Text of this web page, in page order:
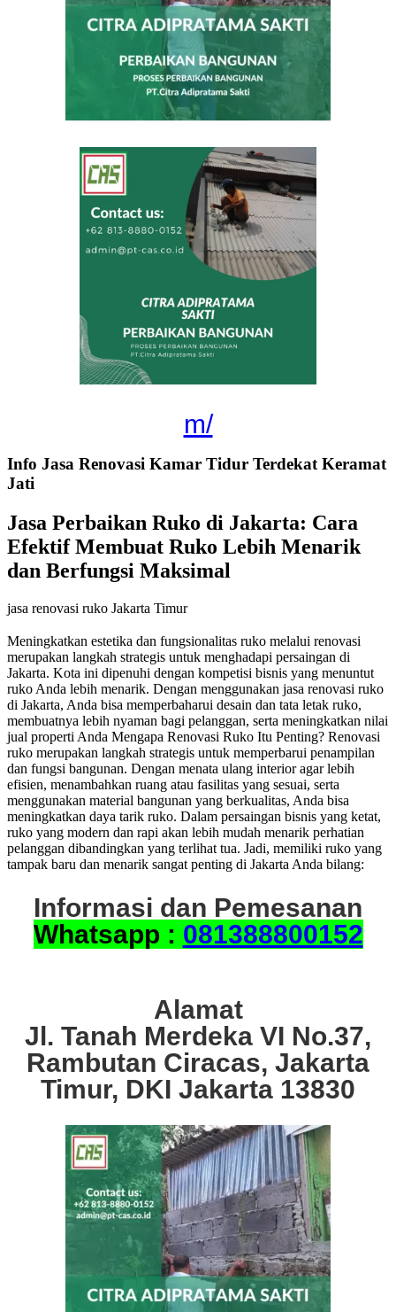
m/
Info Jasa Renovasi Kamar Tidur Terdekat Keramat
Jati
Jasa Perbaikan Ruko di Jakarta: Cara
Efektif Membuat Ruko Lebih Menarik
dan Berfungsi Maksimal
jasa renovasi ruko Jakarta Timur
Meningkatkan estetika dan fungsionalitas ruko melalui renovasi
merupakan langkah strategis untuk menghadapi persaingan di
Jakarta. Kota ini dipenuhi dengan kompetisi bisnis yang menuntut
ruko Anda lebih menarik. Dengan menggunakan jasa renovasi ruko
di Jakarta, Anda bisa memperbaharui desain dan tata letak ruko,
membuatnya lebih nyaman bagi pelanggan, serta meningkatkan nilai
jual properti Anda Mengapa Renovasi Ruko Itu Penting? Renovasi
ruko merupakan langkah strategis untuk memperbarui penampilan
dan fungsi bangunan. Dengan menata ulang interior agar lebih
efisien, menambahkan ruang atau fasilitas yang sesuai, serta
menggunakan material bangunan yang berkualitas, Anda bisa
meningkatkan daya tarik ruko. Dalam persaingan bisnis yang ketat,
ruko yang modern dan rapi akan lebih mudah menarik perhatian
pelanggan dibandingkan yang terlihat tua. Jadi, memiliki ruko yang
tampak baru dan menarik sangat penting di Jakarta Anda bilang:
Informasi dan Pemesanan
Whatsapp : 081388800152
Alamat
Jl. Tanah Merdeka VI No.37,
Rambutan Ciracas, Jakarta
Timur, DKI Jakarta 13830